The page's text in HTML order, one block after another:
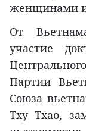
женщинами и
От
участие
Партии
Союза
Тху Тхао,